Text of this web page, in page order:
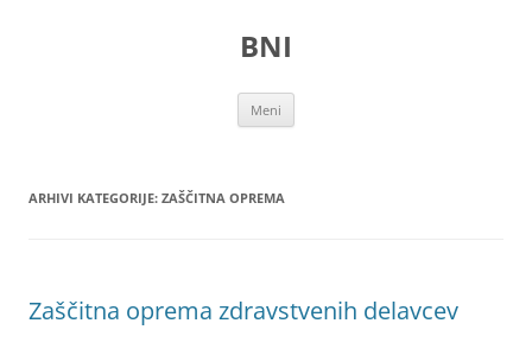
BNI
Meni
ARHIVI KATEGORIJE: ZAŠČITNA OPREMA
Zaščitna oprema zdravstvenih delavcev